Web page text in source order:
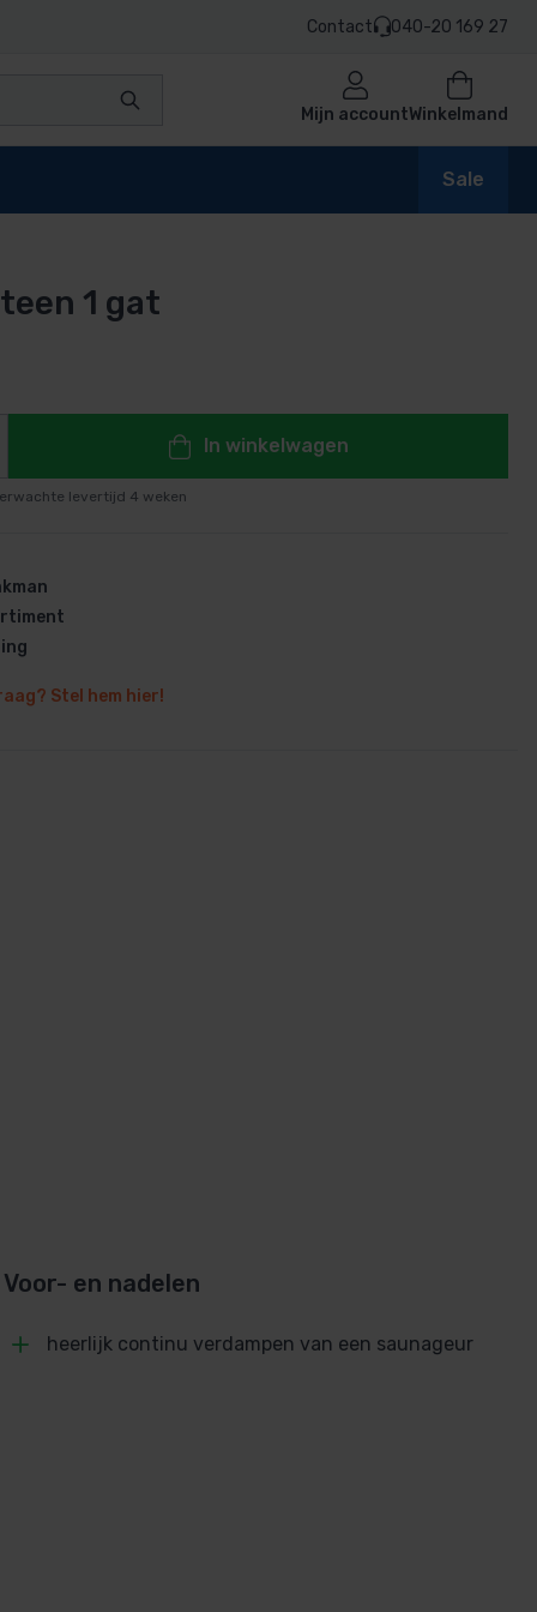
Contact 040-20 169 27
Mijn accountWinkelmand
Sale
1 gat
In winkelwagen
levertijd 4 weken
Stel hem hier!
Voor- en nadelen
heerlijk continu verdampen van een saunageur